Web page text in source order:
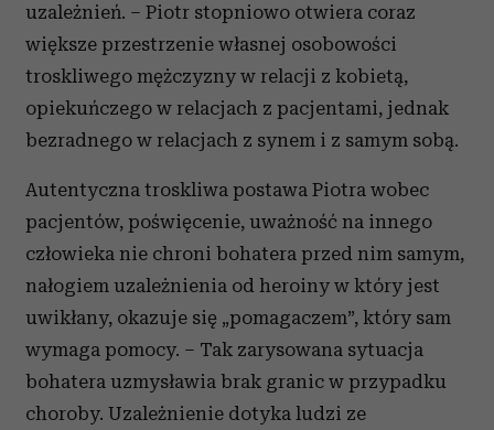
uzależnień. – Piotr stopniowo otwiera coraz
większe przestrzenie własnej osobowości
troskliwego mężczyzny w relacji z kobietą,
opiekuńczego w relacjach z pacjentami, jednak
bezradnego w relacjach z synem i z samym sobą.
Autentyczna troskliwa postawa Piotra wobec
pacjentów, poświęcenie, uważność na innego
człowieka nie chroni bohatera przed nim samym,
nałogiem uzależnienia od heroiny w który jest
uwikłany, okazuje się „pomagaczem”, który sam
wymaga pomocy. – Tak zarysowana sytuacja
bohatera uzmysławia brak granic w przypadku
choroby. Uzależnienie dotyka ludzi ze